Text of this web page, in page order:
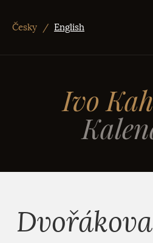
Česky / English
Ivo